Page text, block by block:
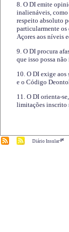
8. O DI emite
inalienáveis, como
respeito absoluto
particularmente os
Açores aos níveis
9. O DI procura
que isso possa
10. O DI exige
e o Código
11. O DI orienta-
limitações inscrito
Diário Insular.pt